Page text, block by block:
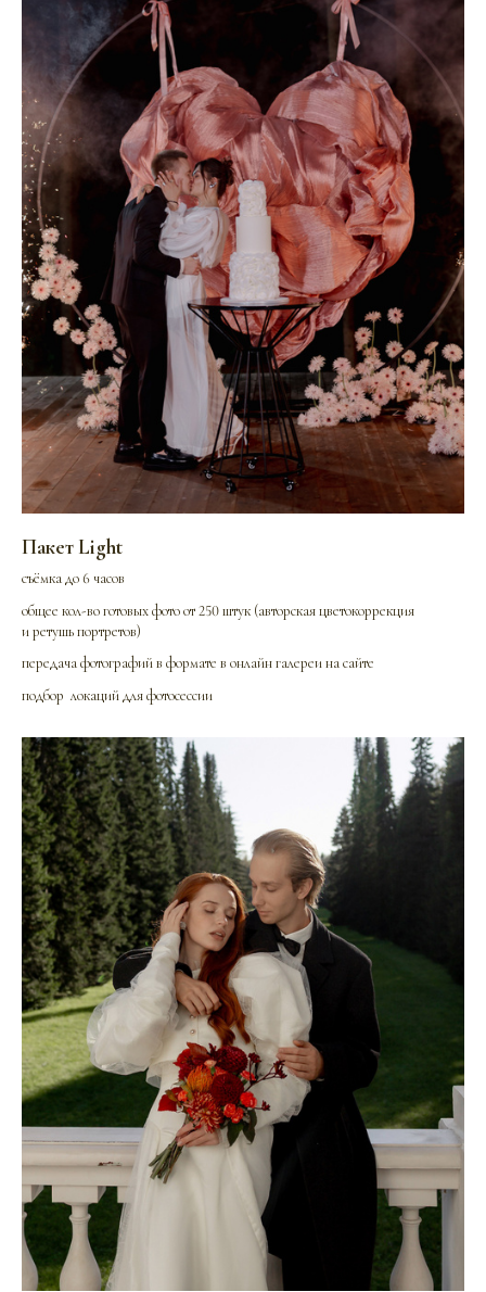
Пакет Light
съёмка до 6 часов
общее кол-во готовых фото от 250 штук (авторская цветокоррекция
и ретушь портретов)
передача фотографий в формате в онлайн галереи на сайте
подбор локаций для фотосессии